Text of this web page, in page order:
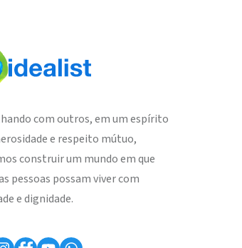
com outros, em um espírito
e respeito mútuo,
construir um mundo em que
pessoas possam viver com
e dignidade.